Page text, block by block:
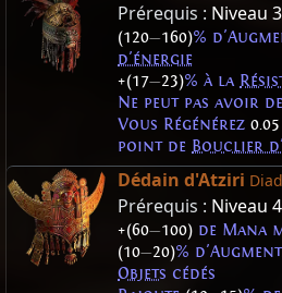
Prérequis : Niveau
(120—160)%
d'énergie
+(17—23)% à la
Ne peut pas avoir de
Vous Régénérez 0.05
point de Bouclier
Dédain d'Atziri
Prérequis : Niveau
+(60—100) de Mana
(10—20)%
Objets cédés